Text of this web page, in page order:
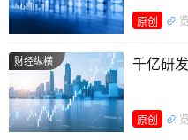
业绩炸裂背后的产
引爆行情的直接导火索
报预告：预计上半年归母
226%至288%，二季度单季
原创
财经纵横 千亿研
原创